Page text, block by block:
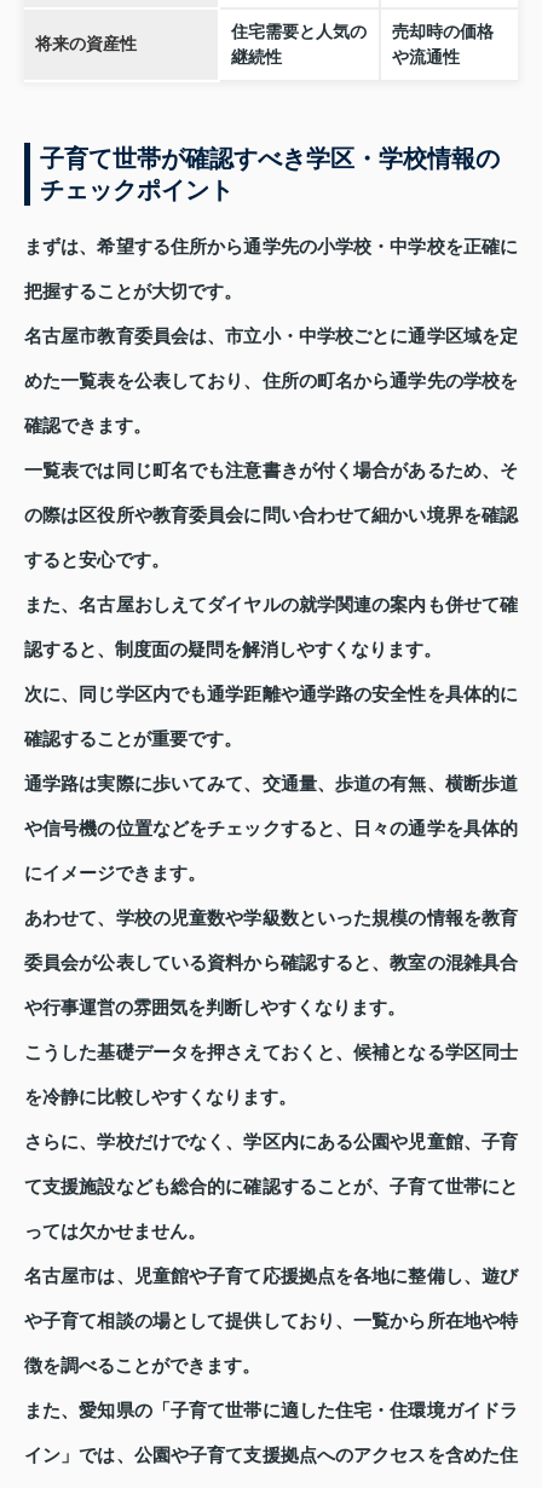
将来の資産性
住宅需要と人気の
継続性
売却時の価格
や流通性
子育て世帯が確認すべき学区・学校情報の
チェックポイント
まずは、希望する住所から通学先の小学校・中学校を正確に
把握することが大切です。
名古屋市教育委員会は、市立小・中学校ごとに通学区域を定
めた一覧表を公表しており、住所の町名から通学先の学校を
確認できます。
一覧表では同じ町名でも注意書きが付く場合があるため、そ
の際は区役所や教育委員会に問い合わせて細かい境界を確認
すると安心です。
また、名古屋おしえてダイヤルの就学関連の案内も併せて確
認すると、制度面の疑問を解消しやすくなります。
次に、同じ学区内でも通学距離や通学路の安全性を具体的に
確認することが重要です。
通学路は実際に歩いてみて、交通量、歩道の有無、横断歩道
や信号機の位置などをチェックすると、日々の通学を具体的
にイメージできます。
あわせて、学校の児童数や学級数といった規模の情報を教育
委員会が公表している資料から確認すると、教室の混雑具合
や行事運営の雰囲気を判断しやすくなります。
こうした基礎データを押さえておくと、候補となる学区同士
を冷静に比較しやすくなります。
さらに、学校だけでなく、学区内にある公園や児童館、子育
て支援施設なども総合的に確認することが、子育て世帯にと
っては欠かせません。
名古屋市は、児童館や子育て応援拠点を各地に整備し、遊び
や子育て相談の場として提供しており、一覧から所在地や特
徴を調べることができます。
また、愛知県の「子育て世帯に適した住宅・住環境ガイドラ
イン」では、公園や子育て支援拠点へのアクセスを含めた住